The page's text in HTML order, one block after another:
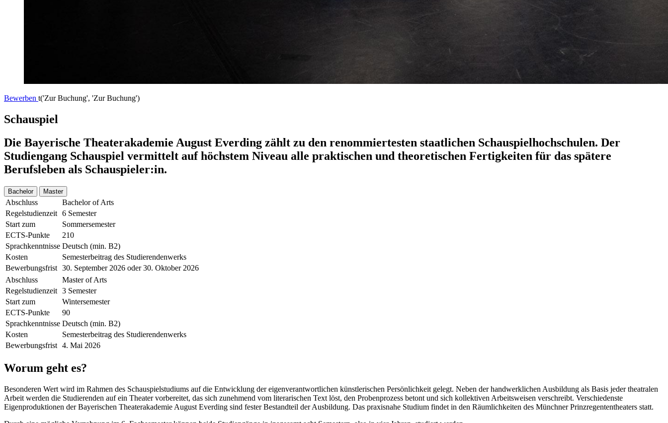
Bewerben t('Zur Buchung', 'Zur Buchung')
Schauspiel
Die Bayerische Theaterakademie August Everding zählt zu den renommiertesten staatlichen Schauspielhochschulen. Der
Studiengang Schauspiel vermittelt auf höchstem Niveau alle praktischen und theoretischen Fertigkeiten für das spätere
Berufsleben als Schauspieler:in.
Bachelor Master
Abschluss
Bachelor of Arts
Regelstudienzeit 6 Semester
Start zum
Sommersemester
ECTS-Punkte
210
Sprachkenntnisse Deutsch (min. B2)
Kosten
Semesterbeitrag des Studierendenwerks
Bewerbungsfrist 30. September 2026 oder 30. Oktober 2026
Abschluss
Master of Arts
Regelstudienzeit 3 Semester
Start zum
Wintersemester
ECTS-Punkte
90
Sprachkenntnisse Deutsch (min. B2)
Kosten
Semesterbeitrag des Studierendenwerks
Bewerbungsfrist 4. Mai 2026
Worum geht es?
Besonderen Wert wird im Rahmen des Schauspielstudiums auf die Entwicklung der eigenverantwortlichen künstlerischen Persönlichkeit gelegt. Neben der handwerklichen Ausbildung als Basis jeder theatralen
Arbeit werden die Studierenden auf ein Theater vorbereitet, das sich zunehmend vom literarischen Text löst, den Probenprozess betont und sich kollektiven Arbeitsweisen verschreibt. Verschiedenste
Eigenproduktionen der Bayerischen Theaterakademie August Everding sind fester Bestandteil der Ausbildung. Das praxisnahe Studium findet in den Räumlichkeiten des Münchner Prinzregententheaters statt.